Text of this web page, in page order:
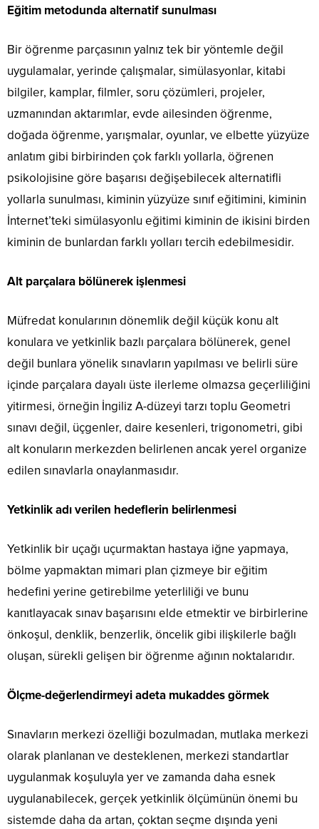
Eğitim metodunda alternatif sunulması
Bir öğrenme parçasının yalnız tek bir yöntemle değil
uygulamalar, yerinde çalışmalar, simülasyonlar, kitabi
bilgiler, kamplar, filmler, soru çözümleri, projeler,
uzmanından aktarımlar, evde ailesinden öğrenme,
doğada öğrenme, yarışmalar, oyunlar, ve elbette yüzyüze
anlatım gibi birbirinden çok farklı yollarla, öğrenen
psikolojisine göre başarısı değişebilecek alternatifli
yollarla sunulması, kiminin yüzyüze sınıf eğitimini, kiminin
İnternet’teki simülasyonlu eğitimi kiminin de ikisini birden
kiminin de bunlardan farklı yolları tercih edebilmesidir.
Alt parçalara bölünerek işlenmesi
Müfredat konularının dönemlik değil küçük konu alt
konulara ve yetkinlik bazlı parçalara bölünerek, genel
değil bunlara yönelik sınavların yapılması ve belirli süre
içinde parçalara dayalı üste ilerleme olmazsa geçerliliğini
yitirmesi, örneğin İngiliz A-düzeyi tarzı toplu Geometri
sınavı değil, üçgenler, daire kesenleri, trigonometri, gibi
alt konuların merkezden belirlenen ancak yerel organize
edilen sınavlarla onaylanmasıdır.
Yetkinlik adı verilen hedeflerin belirlenmesi
Yetkinlik bir uçağı uçurmaktan hastaya iğne yapmaya,
bölme yapmaktan mimari plan çizmeye bir eğitim
hedefini yerine getirebilme yeterliliği ve bunu
kanıtlayacak sınav başarısını elde etmektir ve birbirlerine
önkoşul, denklik, benzerlik, öncelik gibi ilişkilerle bağlı
oluşan, sürekli gelişen bir öğrenme ağının noktalarıdır.
Ölçme-değerlendirmeyi adeta mukaddes görmek
Sınavların merkezi özelliği bozulmadan, mutlaka merkezi
olarak planlanan ve desteklenen, merkezi standartlar
uygulanmak koşuluyla yer ve zamanda daha esnek
uygulanabilecek, gerçek yetkinlik ölçümünün önemi bu
sistemde daha da artan, çoktan seçme dışında yeni